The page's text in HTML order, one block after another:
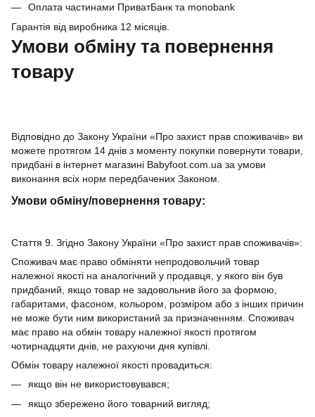
Оплата частинами ПриватБанк та monobank
Гарантія від виробника 12 місяців.
Умови обміну та повернення
товару
Відповідно до Закону України «Про захист прав споживачів» ви
можете протягом 14 днів з моменту покупки повернути товари,
придбані в інтернет магазині Babyfoot.com.ua за умови
виконання всіх норм передбачених Законом.
Умови обміну/повернення товару:
Стаття 9. Згідно Закону України «Про захист прав споживачів»:
Споживач має право обміняти непродовольчий товар
належної якості на аналогічний у продавця, у якого він був
придбаний, якщо товар не задовольнив його за формою,
габаритами, фасоном, кольором, розміром або з інших причин
не може бути ним використаний за призначенням. Споживач
має право на обмін товару належної якості протягом
чотирнадцяти днів, не рахуючи дня купівлі.
Обмін товару належної якості провадиться:
якщо він не використовувався;
якщо збережено його товарний вигляд;